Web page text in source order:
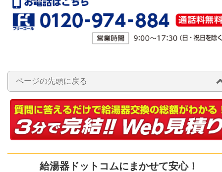
ページの先頭に戻る
給湯器ドットコムにまかせて安心！